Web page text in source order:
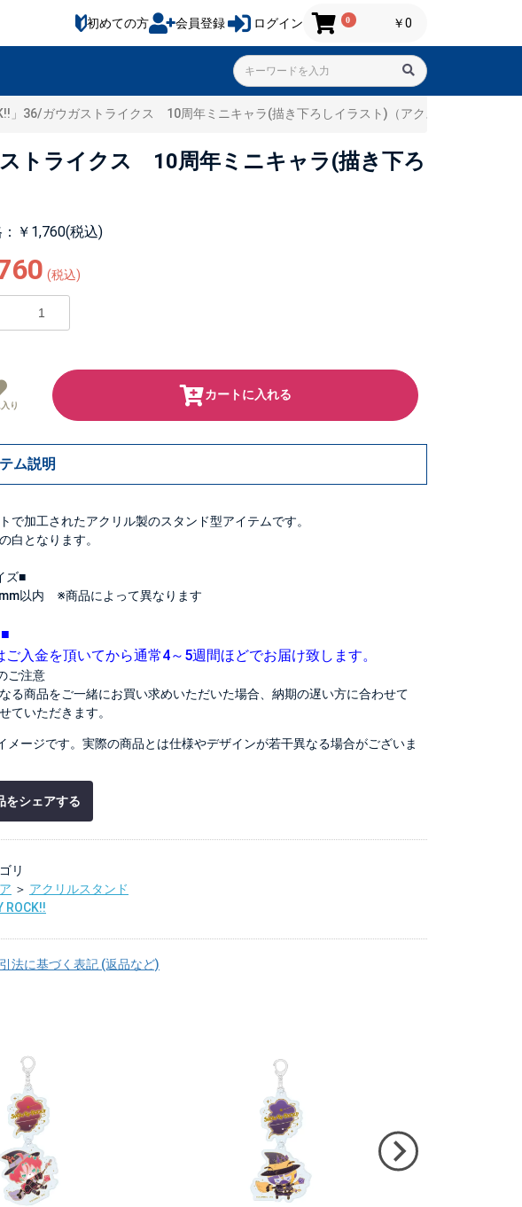
初めての方 会員登録 ログイン 0 ￥0
」36/ガウガストライクス 10周年ミニキャラ(描き下ろしイラスト)（アクスタ）
トライクス 10周年ミニキャラ(描き下ろ
￥1,760(税込)
(税込)
り
カートに入れる
ム説明
で加工されたアクリル製のスタンド型アイテムです。
白となります。
ズ■
以内 ※商品によって異なります
ご入金を頂いてから通常4～5週間ほどでお届け致します。
ご注意
る商品をご一緒にお買い求めいただいた場合、納期の遅い方に合わせて
ていただきます。
メージです。実際の商品とは仕様やデザインが若干異なる場合がございま
をシェアする
リ
＞ アクリルスタンド
ROCK!!
法に基づく表記 (返品など)